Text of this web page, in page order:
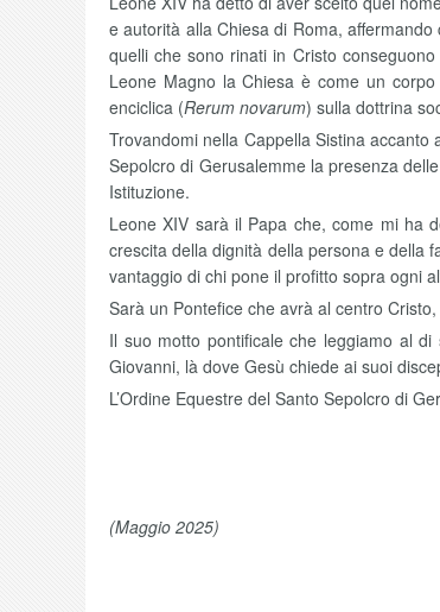
e autorità alla Chiesa di Roma,
quelli che sono rinati in Cristo
Leone Magno la Chiesa è come un
enciclica (Rerum novarum) sulla dottrina
Trovandomi nella Cappella Sistina
Sepolcro di Gerusalemme la presenza
Istituzione.
Leone XIV sarà il Papa che, come mi ha
crescita della dignità della persona e della
vantaggio di chi pone il profitto sopra ogni
Sarà un Pontefice che avrà al centro
Il suo motto pontificale che leggiamo al
Giovanni, là dove Gesù chiede ai suoi
L’Ordine Equestre del Santo Sepolcro di
(Maggio 2025)